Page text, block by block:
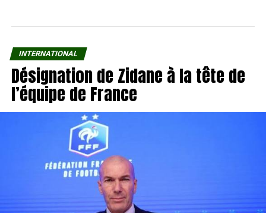
INTERNATIONAL
Désignation de Zidane à la tête de
l’équipe de France